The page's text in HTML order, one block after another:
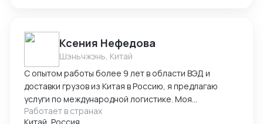
Ксения Нефедова
Шэньчжэнь, Китай
С опытом работы более 9 лет в области ВЭД и
доставки грузов из Китая в Россию, я предлагаю
услуги по международной логистике. Моя
экспертиза обеспечивает эффективную и надежную
Работает в странах